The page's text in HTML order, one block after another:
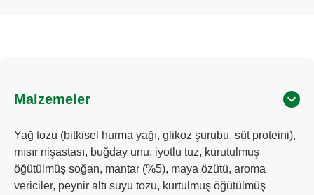
Malzemeler
Yağ tozu (bitkisel hurma yağı, glikoz şurubu, süt proteini),
mısır nişastası, buğday unu, iyotlu tuz, kurutulmuş
öğütülmüş soğan, mantar (%5), maya özütü, aroma
vericiler, peynir altı suyu tozu, kurtulmuş öğütülmüş